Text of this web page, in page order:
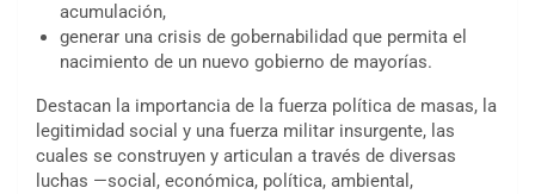
acumulación,
generar una crisis de gobernabilidad que permita el
nacimiento de un nuevo gobierno de mayorías.
Destacan la importancia de la fuerza política de masas, la
legitimidad social y una fuerza militar insurgente, las
cuales se construyen y articulan a través de diversas
luchas —social, económica, política, ambiental,